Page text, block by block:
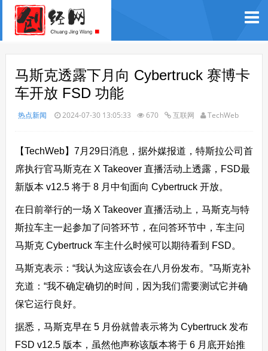
马斯克透露下月向 Cybertruck 赛博卡
车开放 FSD 功能
热点新闻 2024-07-30 13:05:33 670 互联网 TechWeb
【TechWeb】7月29日消息，据外媒报道，特斯拉公司首
席执行官马斯克在 X Takeover 直播活动上透露，FSD最
新版本 v12.5 将于 8 月中旬面向 Cybertruck 开放。
在日前举行的一场 X Takeover 直播活动上，马斯克与特
斯拉车主一起参加了问答环节，在问答环节中，车主问
马斯克 Cyber​​truck 车主什么时候可以期待看到 FSD。
马斯克表示：“我认为这应该会在八月份发布。”马斯克补
充道：“我不确定确切的时间，因为我们需要测试它并确
保它运行良好。
据悉，马斯克早在 5 月份就曾表示将为 Cybertruck 发布
FSD v12.5 版本，虽然他声称该版本将于 6 月底开始推